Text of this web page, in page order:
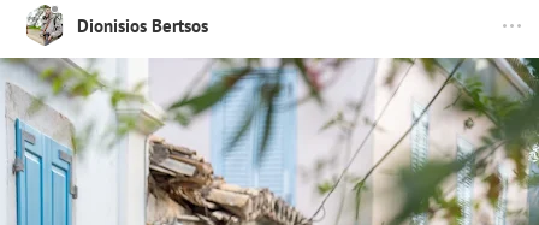
Dionisios Bertsos